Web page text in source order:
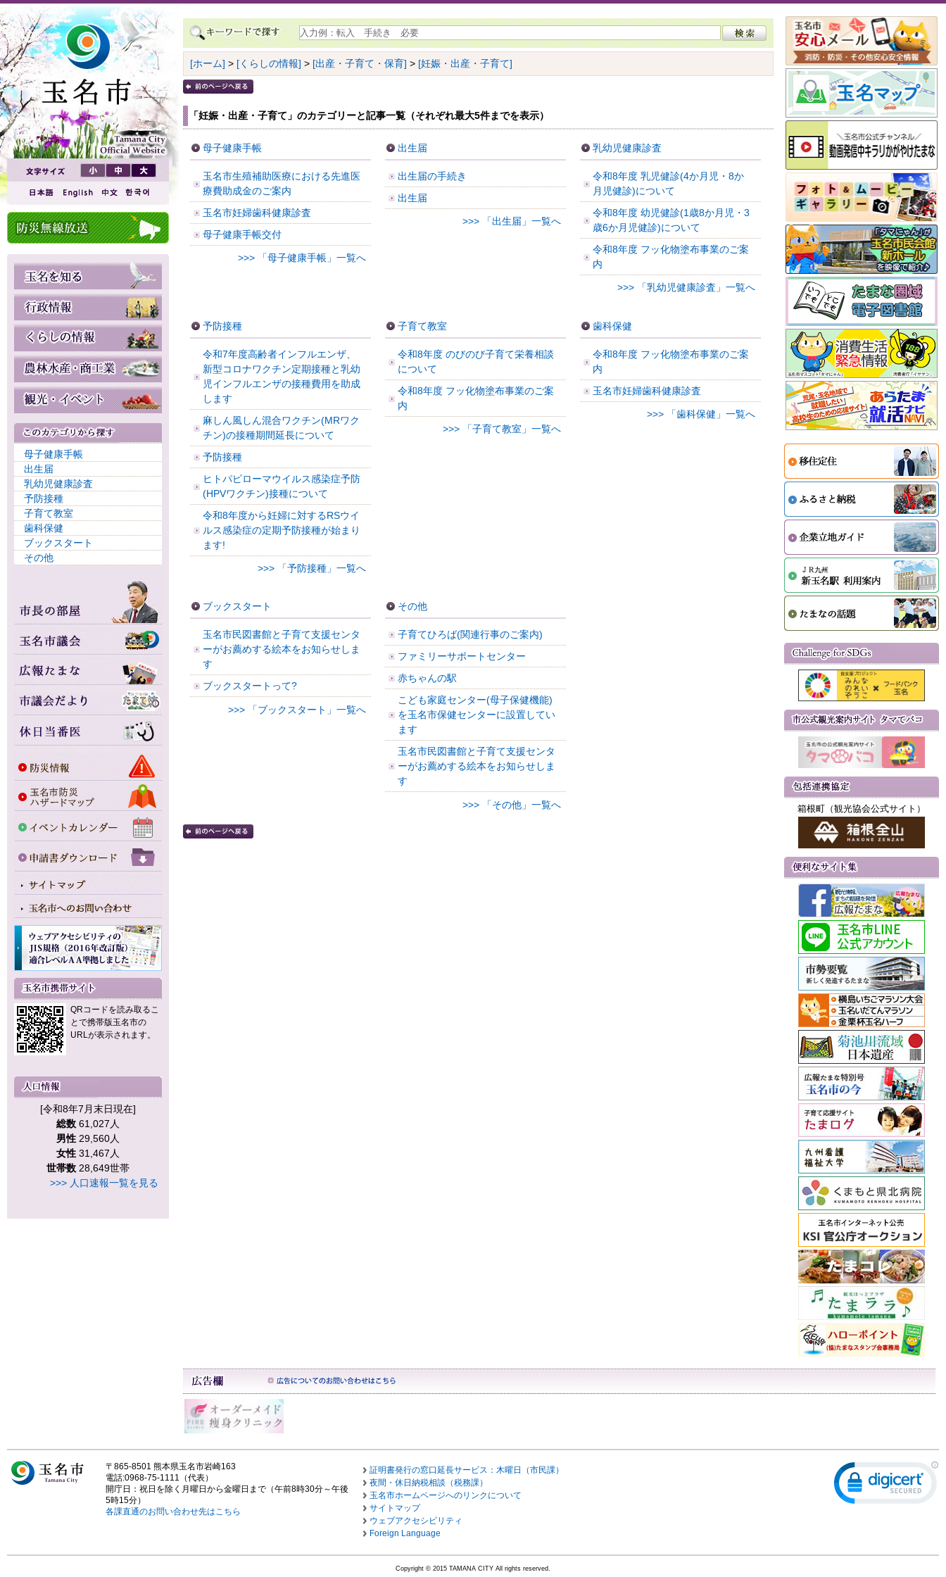
母子健康手帳
出生届
乳幼児健康診査
予防接種
子育て教室
歯科保健
ブックスタート
その他
QRコードを読み取るこ
とで携帯版玉名市の
URLが表示されます。
[令和8年7月末日現在]
総数 61,027人
男性 29,560人
女性 31,467人
世帯数 28,649世帯
>>> 人口速報一覧を見る
[ホーム] > [くらしの情報] > [出産・子育て・保育] > [妊娠・出産・子育て]
「妊娠・出産・子育て」のカテゴリーと記事一覧（それぞれ最大5件までを表示）
母子健康手帳
玉名市生殖補助医療における先進医
療費助成金のご案内
玉名市妊婦歯科健康診査
母子健康手帳交付
>>> 「母子健康手帳」一覧へ
出生届
出生届の手続き
出生届
>>> 「出生届」一覧へ
乳幼児健康診査
令和8年度 乳児健診(4か月児・8か
月児健診)について
令和8年度 幼児健診(1歳8か月児・3
歳6か月児健診)について
令和8年度 フッ化物塗布事業のご案
内
>>> 「乳幼児健康診査」一覧へ
予防接種
令和7年度高齢者インフルエンザ、
新型コロナワクチン定期接種と乳幼
児インフルエンザの接種費用を助成
します
麻しん風しん混合ワクチン(MRワク
チン)の接種期間延長について
予防接種
ヒトパピローマウイルス感染症予防
(HPVワクチン)接種について
令和8年度から妊婦に対するRSウイ
ルス感染症の定期予防接種が始まり
ます!
>>> 「予防接種」一覧へ
子育て教室
令和8年度 のびのび子育て栄養相談
について
令和8年度 フッ化物塗布事業のご案
内
>>> 「子育て教室」一覧へ
歯科保健
令和8年度 フッ化物塗布事業のご案
内
玉名市妊婦歯科健康診査
>>> 「歯科保健」一覧へ
ブックスタート
玉名市民図書館と子育て支援センタ
ーがお薦めする絵本をお知らせしま
す
ブックスタートって?
>>> 「ブックスタート」一覧へ
その他
子育てひろば(関連行事のご案内)
ファミリーサポートセンター
赤ちゃんの駅
こども家庭センター(母子保健機能)
を玉名市保健センターに設置してい
ます
玉名市民図書館と子育て支援センタ
ーがお薦めする絵本をお知らせしま
す
>>> 「その他」一覧へ 箱根町（観光協会公式サイト）
〒865-8501 熊本県玉名市岩崎163
電話:0968-75-1111（代表）
開庁日：祝日を除く月曜日から金曜日まで（午前8時30分～午後
5時15分）
各課直通のお問い合わせ先はこちら
証明書発行の窓口延長サービス：木曜日（市民課）
夜間・休日納税相談（税務課）
玉名市ホームページへのリンクについて
サイトマップ
ウェブアクセシビリティ
Foreign Language
Copyright © 2015 TAMANA CITY All rights reserved.